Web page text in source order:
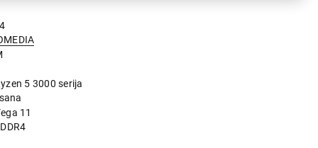
5 3000 serija
11